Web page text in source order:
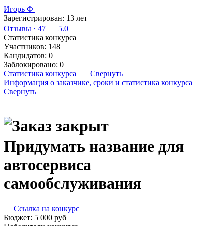
Игорь Ф
Зарегистрирован: 13 лет
Отзывы · 47
5.0
Статистика конкурса
Участников: 148
Кандидатов: 0
Заблокировано: 0
Статистика конкурса
Свернуть
Информация о заказчике, сроки и статистика конкурса
Свернуть
Придумать название для
автосервиса
самообслуживания
Ссылка на конкурс
Бюджет: 5 000 руб